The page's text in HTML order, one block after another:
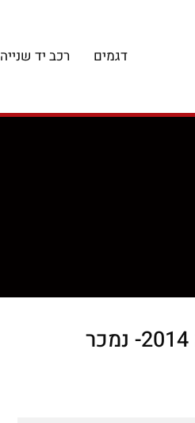
דגמים רכב יד שנייה
- נמכר